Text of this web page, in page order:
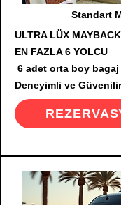
Standart
ULTRA LÜX
EN FAZLA 6 YOLCU
6 adet orta boy bagaj
Deneyimli ve